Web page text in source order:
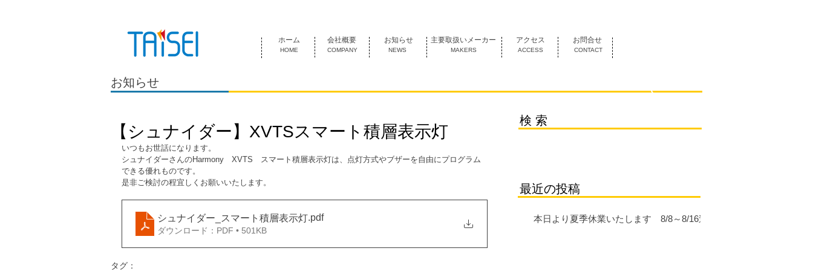
HOME COMPANY NEWS MAKERS ACCESS CONTACT
ホーム 会社概要 お知らせ 主要取扱いメーカー アクセス お問合せ
お知らせ
【シュナイダー】XVTSスマート積層表示灯
いつもお世話になります。
シュナイダーさんのHarmony　XVTS　スマート積層表示灯は、点灯方式やブザーを自由にプログラム
できる優れものです。
是非ご検討の程宜しくお願いいたします。
シュナイダー_スマート積層表示灯.pdf
ダウンロード：PDF • 501KB
タグ：
検 索
最近の投稿
本日より夏季休業いたします 8/8～8/16迄